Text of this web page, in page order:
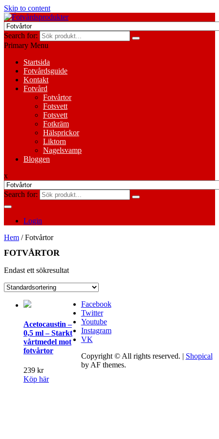
Skip to content
Search for:
Primary Menu
Startsida
Fotvårdsguide
Kontakt
Fotvård
Fotvårtor
Fotsvett
Fotsvett
Fotkräm
Hälsprickor
Liktorn
Nagelsvamp
Bloggen
x
Search for:
Login
Hem / Fotvårtor
FOTVÅRTOR
Endast ett sökresultat
Acetocaustin –
0,5 ml – Starkt
vårtmedel mot
fotvårtor
239 kr
Köp här
Facebook
Twitter
Youtube
Instagram
VK
Copyright © All rights reserved. | Shopical
by AF themes.